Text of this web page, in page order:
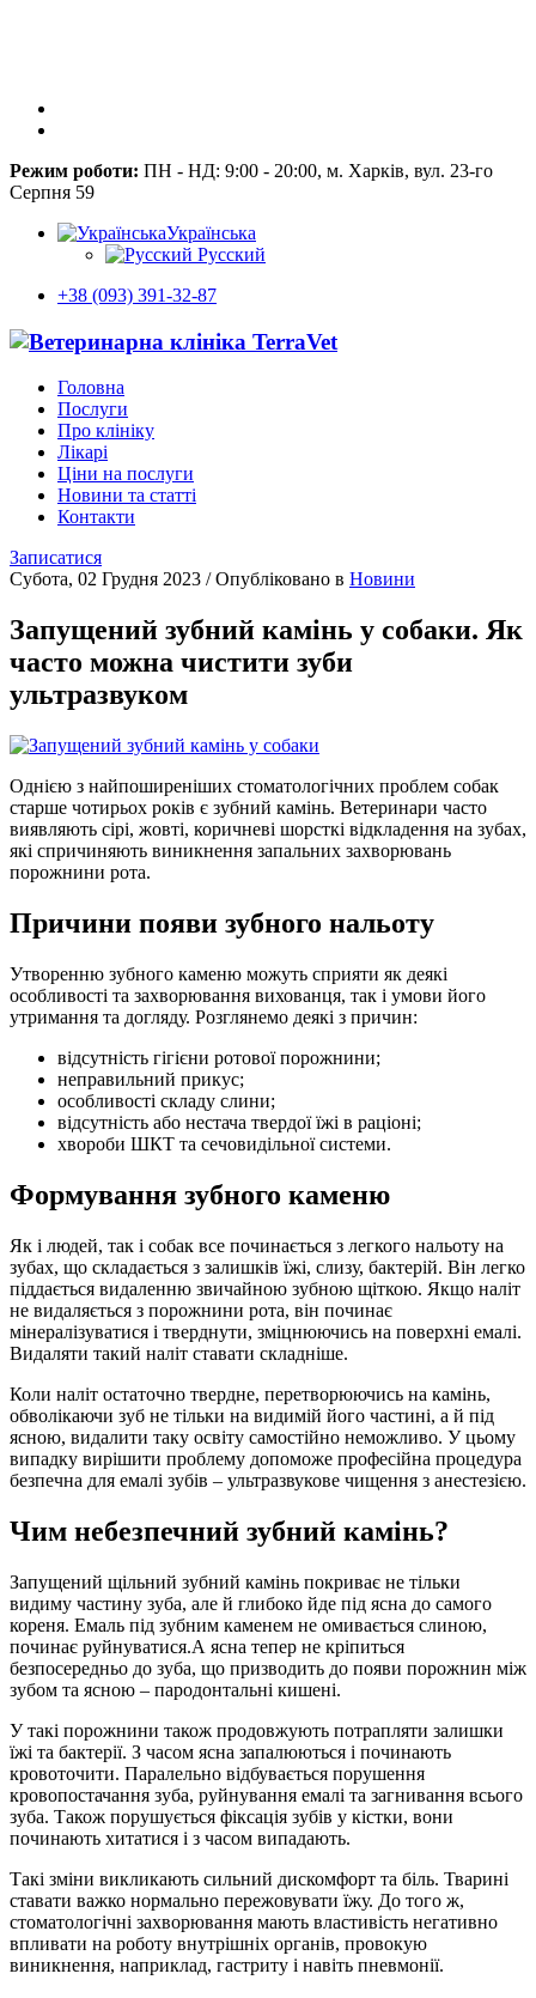
Режим роботи: ПН - НД: 9:00 - 20:00, м. Харків, вул. 23-го
Серпня 59
Українська
Русский
+38 (093) 391-32-87
Головна
Послуги
Про клініку
Лікарі
Ціни на послуги
Новини та статті
Контакти
Записатися
Субота, 02 Грудня 2023 /Опубліковано в Новини
Запущений зубний камінь у собаки. Як
часто можна чистити зуби
ультразвуком
Однією з найпоширеніших стоматологічних проблем собак
старше чотирьох років є зубний камінь. Ветеринари часто
виявляють сірі, жовті, коричневі шорсткі відкладення на зубах,
які спричиняють виникнення запальних захворювань
порожнини рота.
Причини появи зубного нальоту
Утворенню зубного каменю можуть сприяти як деякі
особливості та захворювання вихованця, так і умови його
утримання та догляду. Розглянемо деякі з причин:
відсутність гігієни ротової порожнини;
неправильний прикус;
особливості складу слини;
відсутність або нестача твердої їжі в раціоні;
хвороби ШКТ та сечовидільної системи.
Формування зубного каменю
Як і людей, так і собак все починається з легкого нальоту на
зубах, що складається з залишків їжі, слизу, бактерій. Він легко
піддається видаленню звичайною зубною щіткою. Якщо наліт
не видаляється з порожнини рота, він починає
мінералізуватися і тверднути, зміцнюючись на поверхні емалі.
Видаляти такий наліт ставати складніше.
Коли наліт остаточно твердне, перетворюючись на камінь,
обволікаючи зуб не тільки на видимій його частині, а й під
ясною, видалити таку освіту самостійно неможливо. У цьому
випадку вирішити проблему допоможе професійна процедура
безпечна для емалі зубів – ультразвукове чищення з анестезією.
Чим небезпечний зубний камінь?
Запущений щільний зубний камінь покриває не тільки
видиму частину зуба, але й глибоко йде під ясна до самого
кореня. Емаль під зубним каменем не омивається слиною,
починає руйнуватися.А ясна тепер не кріпиться
безпосередньо до зуба, що призводить до появи порожнин між
зубом та ясною – пародонтальні кишені.
У такі порожнини також продовжують потрапляти залишки
їжі та бактерії. З часом ясна запалюються і починають
кровоточити. Паралельно відбувається порушення
кровопостачання зуба, руйнування емалі та загнивання всього
зуба. Також порушується фіксація зубів у кістки, вони
починають хитатися і з часом випадають.
Такі зміни викликають сильний дискомфорт та біль. Тварині
ставати важко нормально пережовувати їжу. До того ж,
стоматологічні захворювання мають властивість негативно
впливати на роботу внутрішніх органів, провокую
виникнення, наприклад, гастриту і навіть пневмонії.